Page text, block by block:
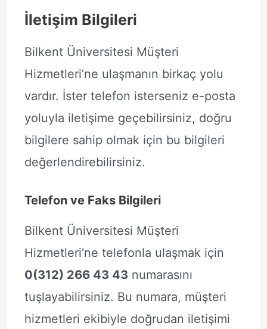
İletişim Bilgileri
Bilkent Üniversitesi Müşteri
Hizmetleri’ne ulaşmanın birkaç yolu
vardır. İster telefon isterseniz e-posta
yoluyla iletişime geçebilirsiniz, doğru
bilgilere sahip olmak için bu bilgileri
değerlendirebilirsiniz.
Telefon ve Faks Bilgileri
Bilkent Üniversitesi Müşteri
Hizmetleri’ne telefonla ulaşmak için
0(312) 266 43 43 numarasını
tuşlayabilirsiniz. Bu numara, müşteri
hizmetleri ekibiyle doğrudan iletişimi